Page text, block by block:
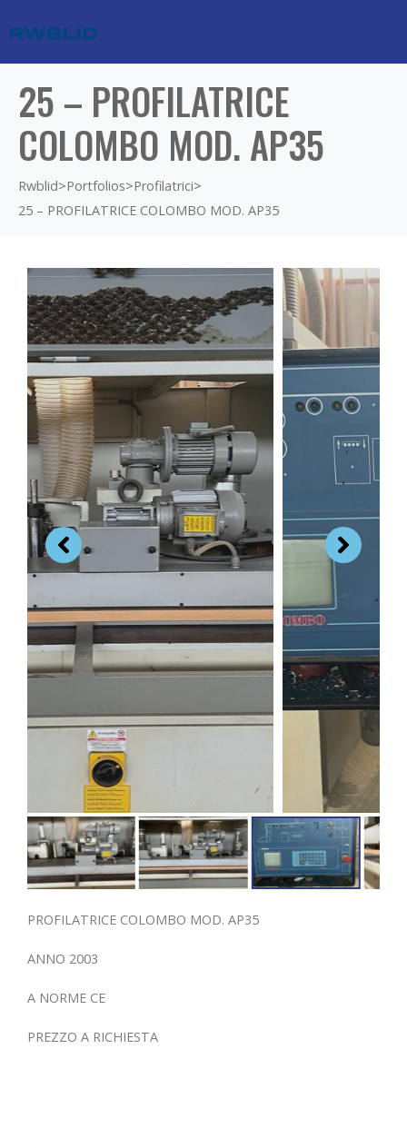
25 – PROFILATRICE
COLOMBO MOD. AP35
Rwblid>Portfolios>Profilatrici>
25 – PROFILATRICE COLOMBO MOD. AP35
PROFILATRICE COLOMBO MOD. AP35
ANNO 2003
A NORME CE
PREZZO A RICHIESTA